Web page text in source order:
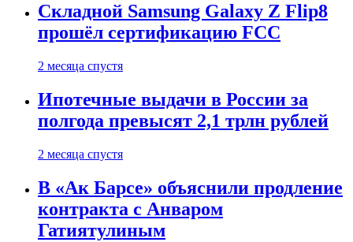
Складной Samsung Galaxy Z Flip8
прошёл сертификацию FCC
2 месяца спустя
Ипотечные выдачи в России за
полгода превысят 2,1 трлн рублей
2 месяца спустя
В «Ак Барсе» объяснили продление
контракта с Анваром
Гатиятулиным